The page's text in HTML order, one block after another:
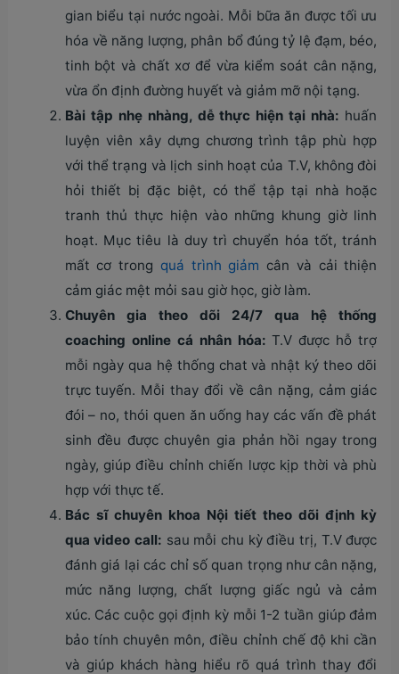
gian biểu tại nước ngoài. Mỗi bữa ăn được tối ưu
hóa về năng lượng, phân bổ đúng tỷ lệ đạm, béo,
tinh bột và chất xơ để vừa kiểm soát cân nặng,
vừa ổn định đường huyết và giảm mỡ nội tạng.
Bài tập nhẹ nhàng, dễ thực hiện tại nhà: huấn
luyện viên xây dựng chương trình tập phù hợp
với thể trạng và lịch sinh hoạt của T.V, không đòi
hỏi thiết bị đặc biệt, có thể tập tại nhà hoặc
tranh thủ thực hiện vào những khung giờ linh
hoạt. Mục tiêu là duy trì chuyển hóa tốt, tránh
mất cơ trong quá trình giảm cân và cải thiện
cảm giác mệt mỏi sau giờ học, giờ làm.
Chuyên gia theo dõi 24/7 qua hệ thống
coaching online cá nhân hóa: T.V được hỗ trợ
mỗi ngày qua hệ thống chat và nhật ký theo dõi
trực tuyến. Mỗi thay đổi về cân nặng, cảm giác
đói – no, thói quen ăn uống hay các vấn đề phát
sinh đều được chuyên gia phản hồi ngay trong
ngày, giúp điều chỉnh chiến lược kịp thời và phù
hợp với thực tế.
Bác sĩ chuyên khoa Nội tiết theo dõi định kỳ
qua video call: sau mỗi chu kỳ điều trị, T.V được
đánh giá lại các chỉ số quan trọng như cân nặng,
mức năng lượng, chất lượng giấc ngủ và cảm
xúc. Các cuộc gọi định kỳ mỗi 1-2 tuần giúp đảm
bảo tính chuyên môn, điều chỉnh chế độ khi cần
và giúp khách hàng hiểu rõ quá trình thay đổi